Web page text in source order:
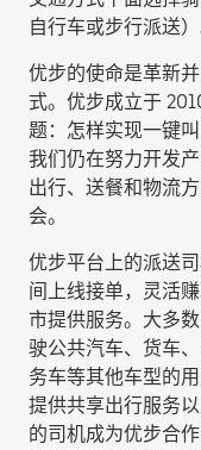
自行车或步行派送）
优步的使命是革新
式。优步成立于
题：怎样实现一键
我们仍在努力开发
出行、送餐和物流
会。
优步平台上的派送
间上线接单，灵活
市提供服务。大多
驶公共汽车、货车
务车等其他车型的
提供共享出行服务
的司机成为优步合